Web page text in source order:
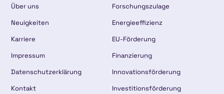
Über uns
Neuigkeiten
Karriere
Impressum
Datenschutzerklärung
Kontakt
Forschungszulage
Energieeffizienz
EU-Förderung
Finanzierung
Innovationsförderung
Investitionsförderung